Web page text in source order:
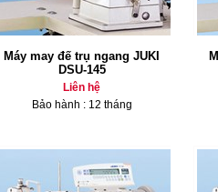
Máy may đế trụ ngang JUKI
DSU-145
Liên hệ
Bảo hành : 12 tháng